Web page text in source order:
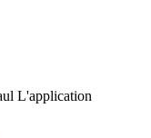
L'application